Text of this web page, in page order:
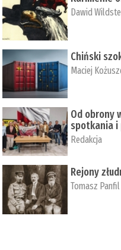
Dawid
Chiński
Maciej
Od obrony
spotkania i
Redakcja
Rejony
Tomasz Panfil